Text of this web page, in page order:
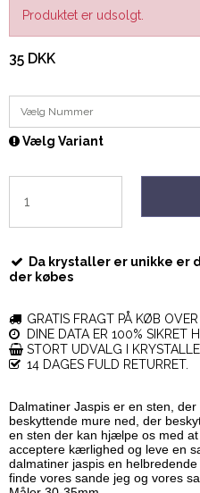
Produktet er udsolgt.
35 DKK
Vælg Nummer
Vælg Variant
Da krystaller er unikke er
der købes
GRATIS FRAGT PÅ KØB
DINE DATA ER 100% SIKRET
STORT UDVALG I
14 DAGES FULD RETURRET.
Dalmatiner Jaspis er en sten,
beskyttende mure ned, der
en sten der kan hjælpe os med
acceptere kærlighed og leve en
dalmatiner jaspis en
finde vores sande jeg og vores